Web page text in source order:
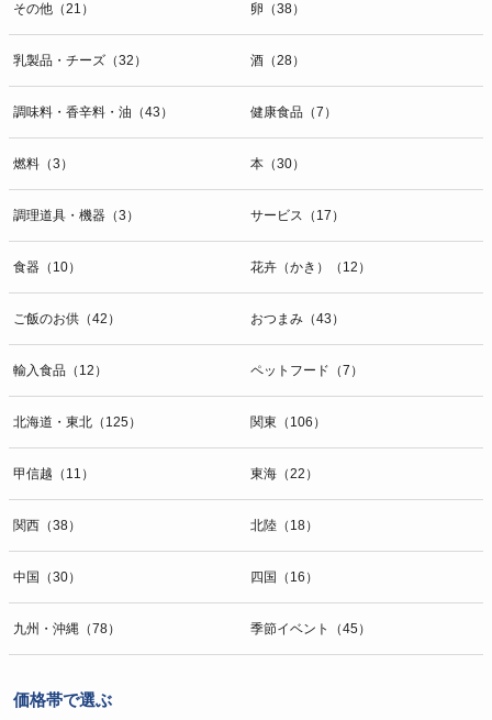
お客様を特定する個人情報は一切含まれておりません。
個人情報に関する問合わせ窓口
〒106-0044 東京都港区東麻布一丁目２７番１号 東麻布食文化ビル４
ＦＡＸ：047-401-6847
その他（21） 卵（38）
乳製品・チーズ（32） 酒（28）
調味料・香辛料・油（43） 健康食品（7）
燃料（3） 本（30）
調理道具・機器（3） サービス（17）
食器（10） 花卉（かき）（12）
ご飯のお供（42） おつまみ（43）
輸入食品（12） ペットフード（7）
北海道・東北（125） 関東（106）
甲信越（11） 東海（22）
関西（38） 北陸（18）
中国（30） 四国（16）
九州・沖縄（78） 季節イベント（45）
価格帯で選ぶ